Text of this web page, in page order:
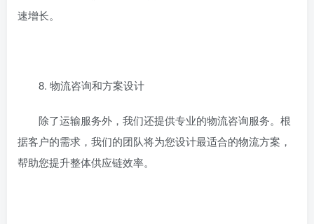
速增长。
8. 物流咨询和方案设计
除了运输服务外，我们还提供专业的物流咨询服务。根
据客户的需求，我们的团队将为您设计最适合的物流方案，
帮助您提升整体供应链效率。